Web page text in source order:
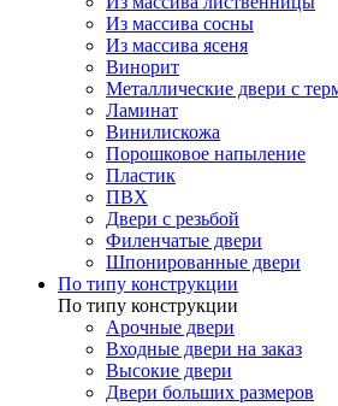
Из массива сосны
Из массива ясеня
Винорит
Металлические двери с
Ламинат
Винилискожа
Порошковое напыление
Пластик
ПВХ
Двери с резьбой
Филенчатые двери
Шпонированные двери
По типу конструкции
По типу конструкции
Арочные двери
Входные двери на заказ
Высокие двери
Двери больших размеров